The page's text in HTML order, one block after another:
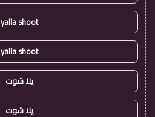
yalla shoot
yalla shoot
يلا شوت
يلا شوت